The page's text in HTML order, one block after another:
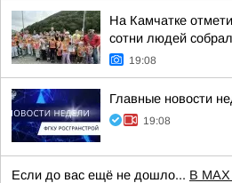
На Камчатке
сотни людей
19:08
Главные новости
19:08
Если до вас ещё не дошло... В